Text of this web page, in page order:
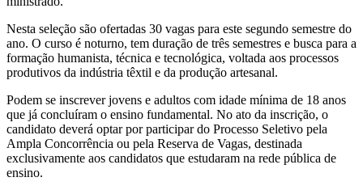
Nesta seleção são ofertadas 30 vagas para este segundo semestre do
ano. O curso é noturno, tem duração de três semestres e busca para a
formação humanista, técnica e tecnológica, voltada aos processos
produtivos da indústria têxtil e da produção artesanal.
Podem se inscrever jovens e adultos com idade mínima de 18 anos
que já concluíram o ensino fundamental. No ato da inscrição, o
candidato deverá optar por participar do Processo Seletivo pela
Ampla Concorrência ou pela Reserva de Vagas, destinada
exclusivamente aos candidatos que estudaram na rede pública de
ensino.